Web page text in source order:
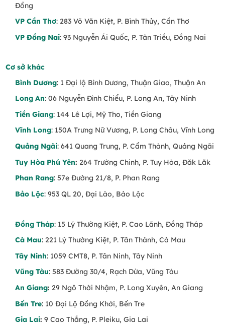
Đồng
VP Cần Thơ: 283 Võ Văn Kiệt, P. Bình Thủy, Cần Thơ
VP Đồng Nai: 93 Nguyễn Ái Quốc, P. Tân Triều, Đồng Nai
Cơ sở khác
Bình Dương: 1 Đại lộ Bình Dương, Thuận Giao, Thuận An
Long An: 06 Nguyễn Đình Chiểu, P. Long An, Tây Ninh
Tiền Giang: 144 Lê Lợi, Mỹ Tho, Tiền Giang
Vĩnh Long: 150A Trưng Nữ Vương, P. Long Châu, Vĩnh Long
Quảng Ngãi: 641 Quang Trung, P. Cẩm Thành, Quảng Ngãi
Tuy Hòa Phú Yên: 264 Trường Chinh, P. Tuy Hòa, Đăk Lăk
Phan Rang: 57e Đường 21/8, P. Phan Rang
Bảo Lộc: 953 QL 20, Đại Lào, Bảo Lộc
Đồng Tháp: 15 Lý Thường Kiệt, P. Cao Lãnh, Đồng Tháp
Cà Mau: 221 Lý Thường Kiệt, P. Tân Thành, Cà Mau
Tây Ninh: 1059 CMT8, P. Tân Ninh, Tây Ninh
Vũng Tàu: 583 Đường 30/4, Rạch Dừa, Vũng Tàu
An Giang: 29 Ngô Thời Nhậm, P. Long Xuyên, An Giang
Bến Tre: 10 Đại Lộ Đồng Khởi, Bến Tre
Gia Lai: 9 Cao Thắng, P. Pleiku, Gia Lai